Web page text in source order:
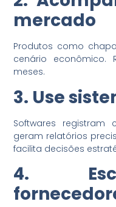
mercado
Produtos como
cenário econômico.
meses.
3. Use
Softwares registram
geram relatórios
facilita decisões
4.